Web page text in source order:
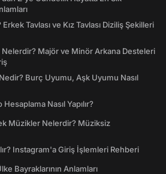
Tavlası ve Kız Tavlası Diziliş Şekilleri
Nelerdir? Majör ve Minör Arkana Desteleri
Burç Uyumu, Aşk Uyumu Nasıl
Nasıl Yapılır?
Müzikler Nelerdir? Müziksiz
Instagram'a Giriş İşlemleri Rehberi
Bayraklarının Anlamları